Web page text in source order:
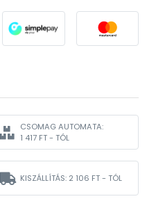
CSOMAG AUTOMATA:
1 417 FT - TÓL
KISZÁLLÍTÁS: 2 106 FT - TÓL